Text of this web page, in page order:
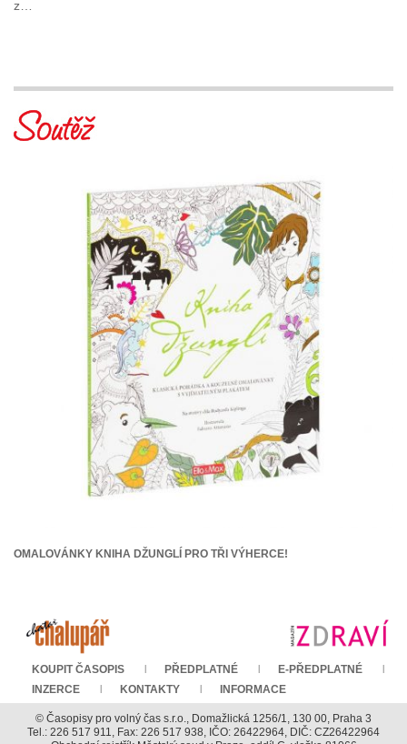
z…
OMALOVÁNKY KNIHA DŽUNGLÍ PRO TŘI VÝHERCE!
KOUPIT ČASOPIS PŘEDPLATNÉ
E-PŘEDPLATNÉ
INZERCE
KONTAKTY INFORMACE
© Časopisy pro volný čas s.r.o., Domažlická 1256/1, 130 00, Praha 3
Tel.: 226 517 911, Fax: 226 517 938, IČO: 26422964, DIČ: CZ26422964